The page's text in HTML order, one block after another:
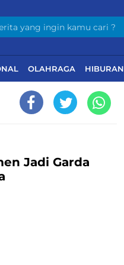
OLAHRAGA HIBURAN
Jadi Garda